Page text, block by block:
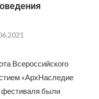
Всероссийского
«АрхНаследие
фестиваля были